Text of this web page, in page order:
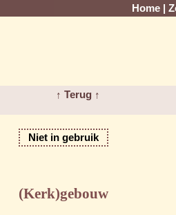
Home
↑ Terug ↑
Niet in gebruik
(Kerk)gebouw